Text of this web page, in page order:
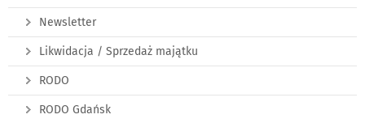
Newsletter
Likwidacja / Sprzedaż majątku
RODO
RODO Gdańsk